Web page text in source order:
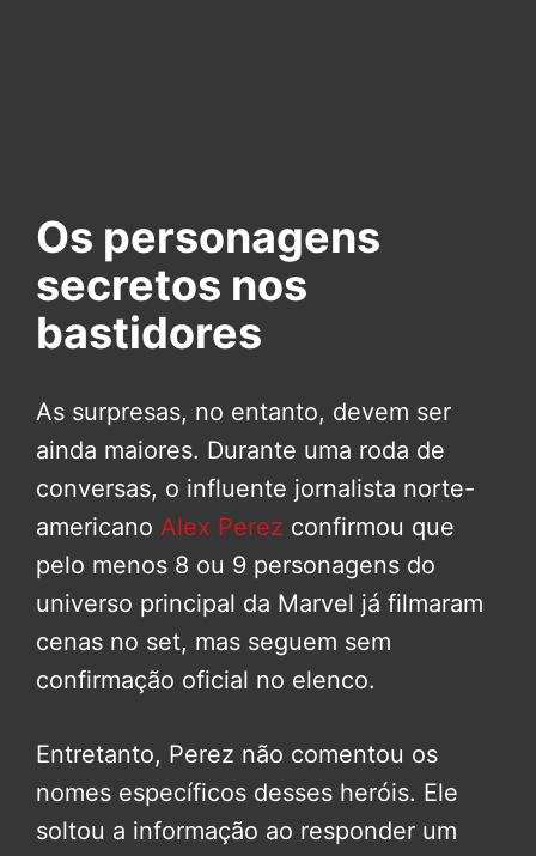
Os personagens
secretos nos
bastidores
As surpresas, no entanto, devem ser
ainda maiores. Durante uma roda de
conversas, o influente jornalista norte-
americano Alex Perez confirmou que
pelo menos 8 ou 9 personagens do
universo principal da Marvel já filmaram
cenas no set, mas seguem sem
confirmação oficial no elenco.
Entretanto, Perez não comentou os
nomes específicos desses heróis. Ele
soltou a informação ao responder um